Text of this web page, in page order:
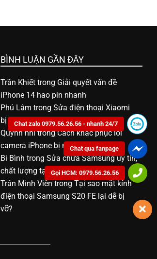
BÌNH LUẬN GẦN ĐÂY
Trần Khiếttrong Giải quyết vấn đề
iPhone 14 hao pin nhanh
Phú Lâm trong Sửa điện thoại Xiaomi
bị vô nước bao nhiêu tiền
Quỳnh nhitrongCách khắc phục lỗi
camera iPhone bị mờ
Bi Bình trong Sửa chữa Samsung uy tín,
chất lượng tại Bạc Liêu
Trân Minh ViêntrongTại sao mặt kính
điện thoại Samsung S20 FE lại dễ bị
vỡ?
Chat zalo 0979.56.26.56 - nhanh 24/7
Chat qua fanpage
Gọi HCM: 0979.56.26.56